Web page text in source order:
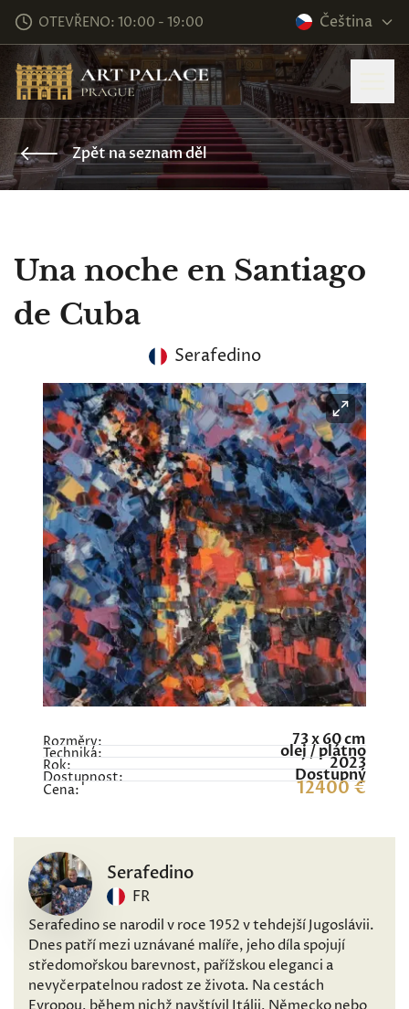
OTEVŘENO: 10:00 - 19:00 Čeština
Zpět na seznam děl
Una noche en Santiago
de Cuba
Serafedino
Rozměry: 73 x 60 cm
Technika: olej / plátno
Rok: 2023
Dostupnost: Dostupný
Cena: 12400 €
Serafedino
FR
Serafedino se narodil v roce 1952 v tehdejší Jugoslávii.
Dnes patří mezi uznávané malíře, jeho díla spojují
středomořskou barevnost, pařížskou eleganci a
nevyčerpatelnou radost ze života. Na cestách